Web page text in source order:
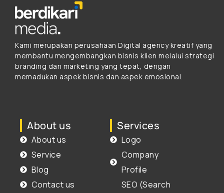
Kami merupakan perusahaan Digital agency kreatif yang
membantu mengembangkan bisnis klien melalui strategi
branding dan marketing yang tepat, dengan
memadukan aspek bisnis dan aspek emosional.
About us
About us
Service
Blog
Contact us
Services
Logo
Company
Profile
SEO (Search